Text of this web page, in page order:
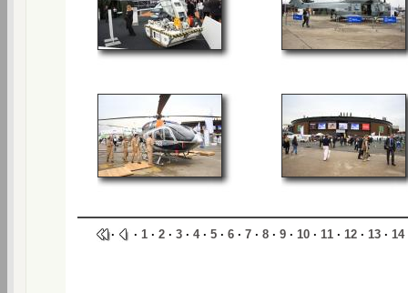
· · 1 · 2 · 3 · 4· 5 · 6 · 7 · 8 · 9 · 10 · 11 · 12 · 13 · 14